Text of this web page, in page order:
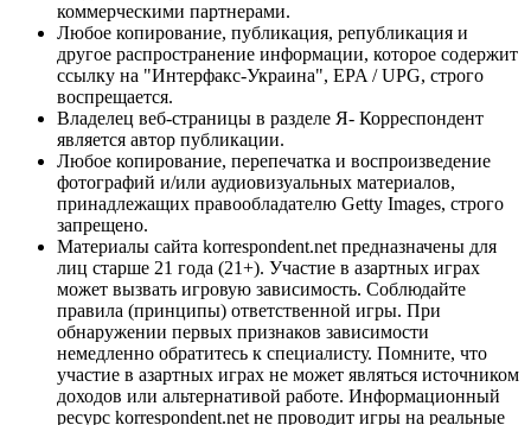
коммерческими партнерами.
Любое копирование, публикация, републикация и
другое распространение информации, которое содержит
ссылку на "Интерфакс-Украина", EPA / UPG, строго
воспрещается.
Владелец веб-страницы в разделе Я- Корреспондент
является автор публикации.
Любое копирование, перепечатка и воспроизведение
фотографий и/или аудиовизуальных материалов,
принадлежащих правообладателю Getty Images, строго
запрещено.
Материалы сайта korrespondent.net предназначены для
лиц старше 21 года (21+). Участие в азартных играх
может вызвать игровую зависимость. Соблюдайте
правила (принципы) ответственной игры. При
обнаружении первых признаков зависимости
немедленно обратитесь к специалисту. Помните, что
участие в азартных играх не может являться источником
доходов или альтернативой работе. Информационный
ресурс korrespondent.net не проводит игры на реальные